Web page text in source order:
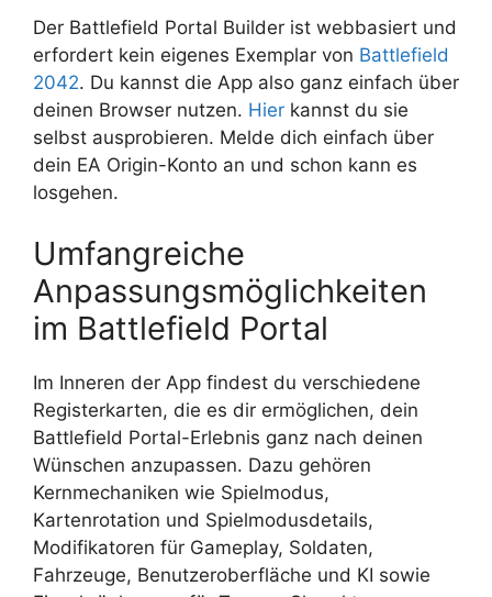
Der Battlefield Portal Builder ist webbasiert und
erfordert kein eigenes Exemplar von Battlefield
2042. Du kannst die App also ganz einfach über
deinen Browser nutzen. Hier kannst du sie
selbst ausprobieren. Melde dich einfach über
dein EA Origin-Konto an und schon kann es
losgehen.
Umfangreiche
Anpassungsmöglichkeiten
im Battlefield Portal
Im Inneren der App findest du verschiedene
Registerkarten, die es dir ermöglichen, dein
Battlefield Portal-Erlebnis ganz nach deinen
Wünschen anzupassen. Dazu gehören
Kernmechaniken wie Spielmodus,
Kartenrotation und Spielmodusdetails,
Modifikatoren für Gameplay, Soldaten,
Fahrzeuge, Benutzeroberfläche und KI sowie